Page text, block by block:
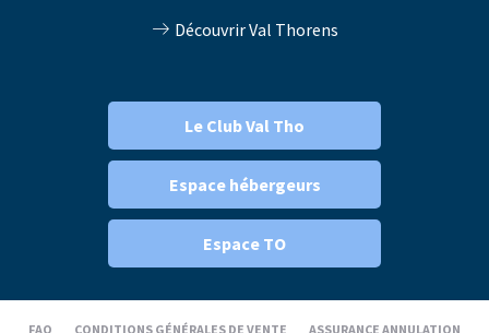
Découvrir Val Thorens
Le Club Val Tho
Espace hébergeurs
Espace TO
FAQ CONDITIONS GÉNÉRALES DE VENTE ASSURANCE ANNULATION